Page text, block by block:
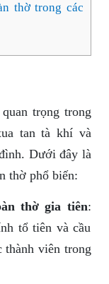
thờ trong các
trọng trong
tan tà khí và
Dưới đây là
thờ phổ biến:
thờ gia tiên:
tổ tiên và cầu
thành viên trong